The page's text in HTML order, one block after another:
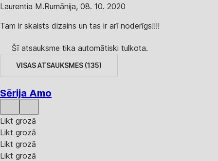
Laurentia M.Rumānija, 08. 10. 2020
Tam ir skaists dizains un tas ir arī noderīgs!!!!
Šī atsauksme tika automātiski tulkota.
VISAS ATSAUKSMES (135)
Sērija Amo
Likt grozā
Likt grozā
Likt grozā
Likt grozā